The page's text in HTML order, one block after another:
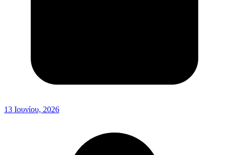
13 Ιουνίου, 2026